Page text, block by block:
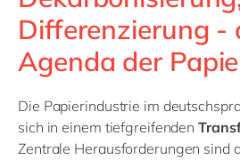
Differenzierung -
Agenda der
Die Papierindustrie im
sich in einem tiefgreifenden
Zentrale Herausforderungen sind